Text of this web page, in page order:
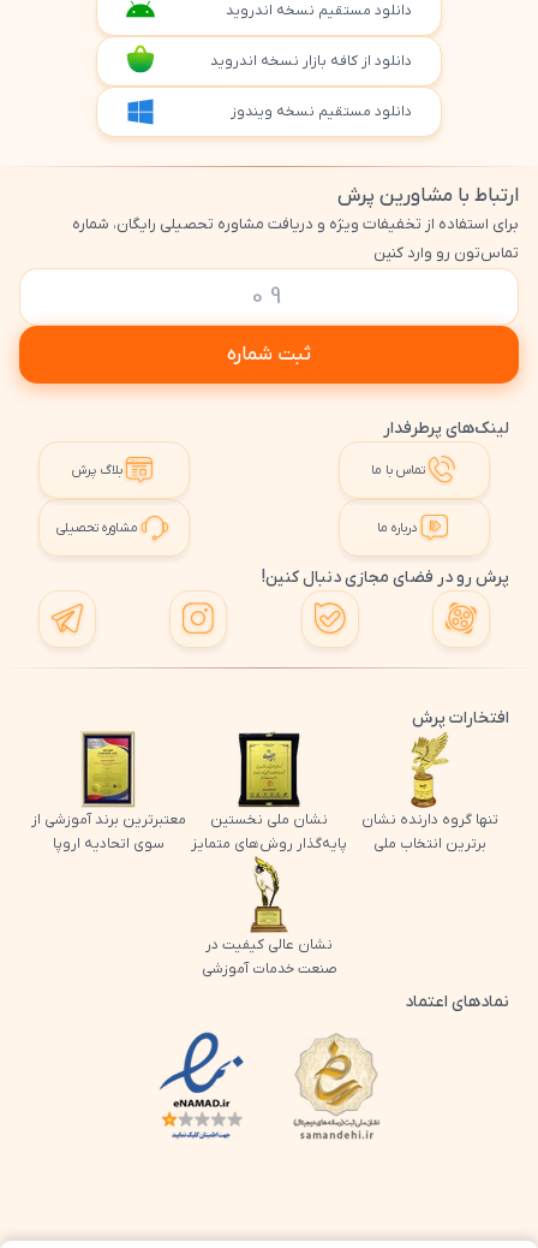
دانلود مستقیم نسخه اندروید
دانلود از کافه بازار نسخه اندروید
دانلود مستقیم نسخه ویندوز
ارتباط با مشاورین پرش
برای استفاده از تخفیفات ویژه و دریافت مشاوره تحصیلی رایگان، شماره
تماس‌تون رو وارد کنین
ثبت شماره
لینک‌های پرطرفدار
تماس با ما بلاگ پرش
درباره ما مشاوره تحصیلی
پرش رو در فضای مجازی دنبال کنین!
افتخارات پرش
تنها گروه دارنده نشان
برترین انتخاب ملی
نشان ملی نخستین
پایه‌گذار روش‌های متمایز
معتبرترین برند آموزشی از
سوی اتحادیه اروپا
نشان عالی کیفیت در
صنعت خدمات آموزشی
نمادهای اعتماد
لوگو اینماد پرش